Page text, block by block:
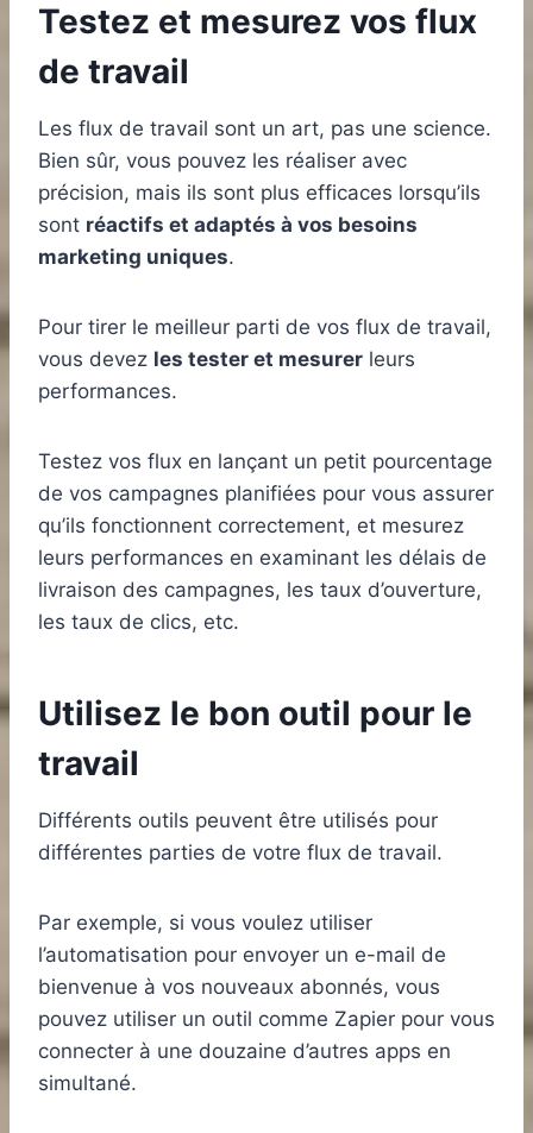
Testez et mesurez vos flux
de travail
Les flux de travail sont un art, pas une science.
Bien sûr, vous pouvez les réaliser avec
précision, mais ils sont plus efficaces lorsqu’ils
sont réactifs et adaptés à vos besoins
marketing uniques.
Pour tirer le meilleur parti de vos flux de travail,
vous devez les tester et mesurer leurs
performances.
Testez vos flux en lançant un petit pourcentage
de vos campagnes planifiées pour vous assurer
qu’ils fonctionnent correctement, et mesurez
leurs performances en examinant les délais de
livraison des campagnes, les taux d’ouverture,
les taux de clics, etc.
Utilisez le bon outil pour le
travail
Différents outils peuvent être utilisés pour
différentes parties de votre flux de travail.
Par exemple, si vous voulez utiliser
l’automatisation pour envoyer un e-mail de
bienvenue à vos nouveaux abonnés, vous
pouvez utiliser un outil comme Zapier pour vous
connecter à une douzaine d’autres apps en
simultané.